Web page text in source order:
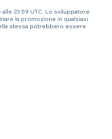
23:59 UTC. Lo sviluppatore
la promozione in qualsiasi
stessa potrebbero essere